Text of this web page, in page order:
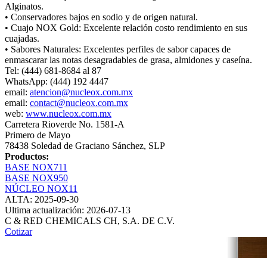
Alginatos.
• Conservadores bajos en sodio y de origen natural.
• Cuajo NOX Gold: Excelente relación costo rendimiento en sus
cuajadas.
• Sabores Naturales: Excelentes perfiles de sabor capaces de
enmascarar las notas desagradables de grasa, almidones y caseína.
Tel: (444) 681-8684 al 87
WhatsApp: (444) 192 4447
email: atencion@nucleox.com.mx
email: contact@nucleox.com.mx
web: www.nucleox.com.mx
Carretera Rioverde No. 1581-A
Primero de Mayo
78438 Soledad de Graciano Sánchez, SLP
Productos:
BASE NOX711
BASE NOX950
NÚCLEO NOX11
ALTA: 2025-09-30
Ultima actualización: 2026-07-13
C & RED CHEMICALS CH, S.A. DE C.V.
Cotizar